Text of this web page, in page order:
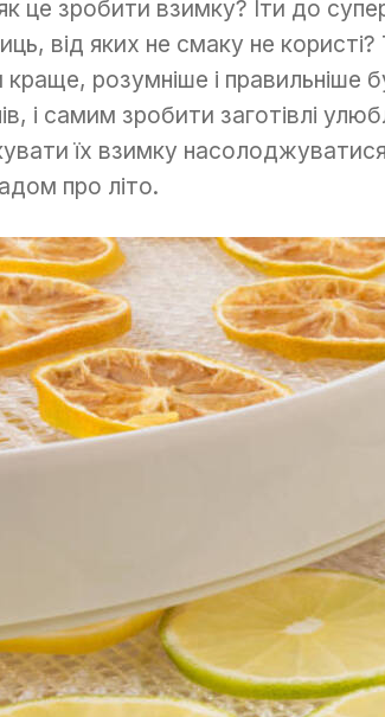
це зробити взимку? Іти до
від яких не смаку не
краще, розумніше і правильніше
і самим зробити заготівлі
їх взимку
про літо.